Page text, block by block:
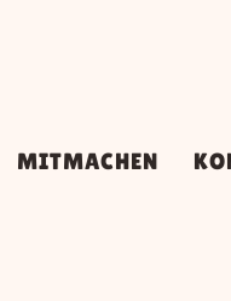
MITMACHEN